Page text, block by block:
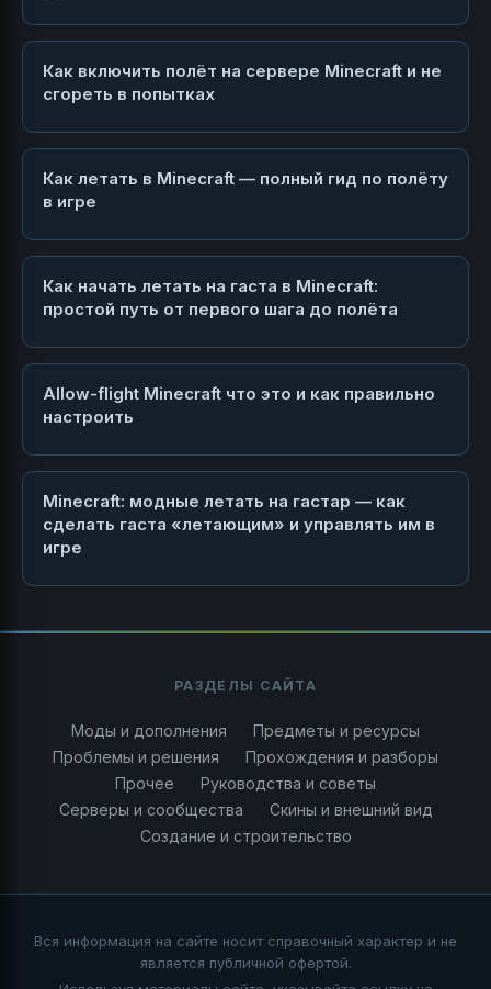
Как включить полёт на сервере Minecraft и не
сгореть в попытках
Как летать в Minecraft — полный гид по полёту
в игре
Как начать летать на гаста в Minecraft:
простой путь от первого шага до полёта
Allow-flight Minecraft что это и как правильно
настроить
Minecraft: модные летать на гастар — как
сделать гаста «летающим» и управлять им в
игре
РАЗДЕЛЫ САЙТА
Моды и дополнения
Предметы и ресурсы
Проблемы и решения
Прохождения и разборы
Прочее
Руководства и советы
Серверы и сообщества
Скины и внешний вид
Создание и строительство
Вся информация на сайте носит справочный характер и не
является публичной офертой.